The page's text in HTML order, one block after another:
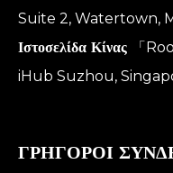
Suite 2, Watertown,
Ιστοσελίδα Κίνας
「
iHub Suzhou,
ΓΡΗΓΟΡΟΙ